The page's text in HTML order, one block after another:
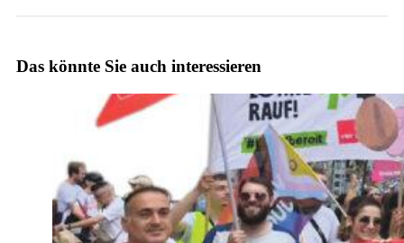
Das könnte Sie auch interessieren